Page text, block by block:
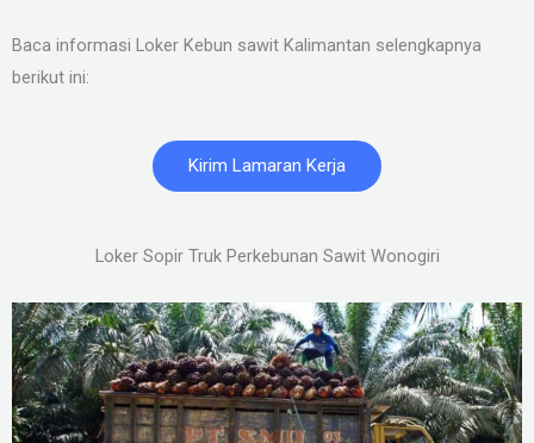
Baca informasi Loker Kebun sawit Kalimantan selengkapnya
berikut ini:
Kirim Lamaran Kerja
Loker Sopir Truk Perkebunan Sawit Wonogiri